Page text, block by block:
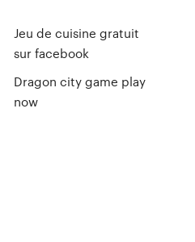
Jeu de cuisine gratuit
sur facebook
Dragon city game play
now